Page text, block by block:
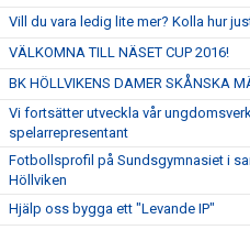
Vill du vara ledig lite mer? Kolla hur
VÄLKOMNA TILL NÄSET CUP 2016!
BK HÖLLVIKENS DAMER SKÅNSKA
Vi fortsätter utveckla vår
spelarrepresentant
Fotbollsprofil på Sundsgymnasiet i
Höllviken
Hjälp oss bygga ett "Levande IP"